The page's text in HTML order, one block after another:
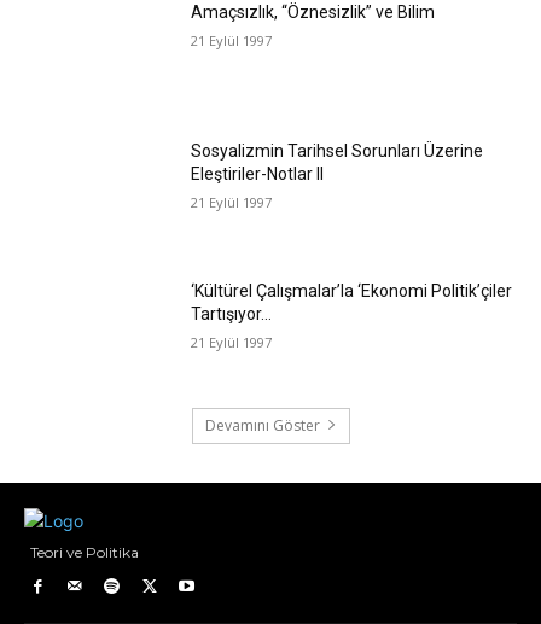
Amaçsızlık, “Öznesizlik” ve Bilim
21 Eylül 1997
Sosyalizmin Tarihsel Sorunları Üzerine
Eleştiriler-Notlar II
21 Eylül 1997
‘Kültürel Çalışmalar’la ‘Ekonomi Politik’çiler
Tartışıyor…
21 Eylül 1997
Devamını Göster
Teori ve Politika